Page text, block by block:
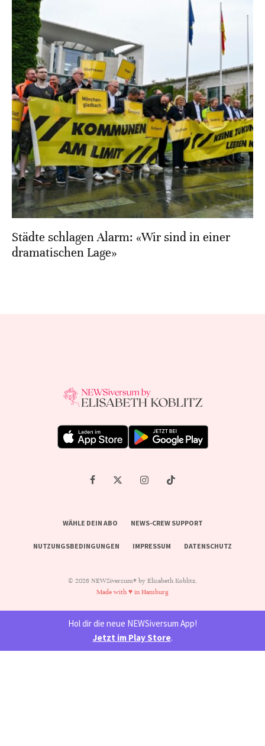
Städte schlagen Alarm: «Wir sind in einer
dramatischen Lage»
WÄHLE DEIN ABO NEWS-CREW SUPPORT
NUTZUNGSBEDINGUNGEN IMPRESSUM DATENSCHUTZ
© 2026 NEWSiversum® by Elisabeth Koblitz.
Made with ♥ in Hamburg
Hol dir die neue NEWSiversum App!
Jetzt im Play Store.